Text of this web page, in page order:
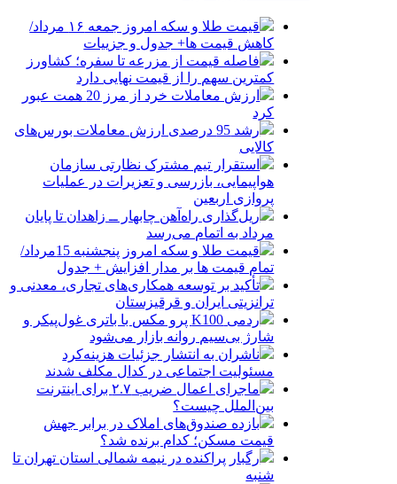
قیمت طلا و سکه امروز جمعه ۱۶ مرداد/
کاهش قیمت ها+ جدول و جزییات
فاصله قیمت از مزرعه تا سفره؛ کشاورز
کمترین سهم را از قیمت نهایی دارد
ارزش معاملات خرد از مرز 20 همت عبور
کرد
رشد 95 درصدی ارزش معاملات بورس‌های
کالایی
استقرار تیم مشترک نظارتی سازمان
هواپیمایی، بازرسی و تعزیرات در عملیات
پروازی اربعین
ریل‌گذاری راه‌آهن چابهار ــ زاهدان تا پایان
مرداد به اتمام می‌رسد
قیمت طلا و سکه امروز پنجشنبه 15مرداد/
تمام قیمت ها بر مدار افزایش + جدول
تأکید بر توسعه همکاری‌های تجاری، معدنی و
ترانزیتی ایران و قرقیزستان
ردمی K100 پرو مکس با باتری غول‌پیکر و
شارژ بی‌سیم روانه بازار می‌شود
ناشران به انتشار جزئیات هزینه‌کرد
مسئولیت اجتماعی در کدال مکلف شدند
ماجرای اعمال ضریب ۲.۷ برای اینترنت
بین‌الملل چیست؟
بازده صندوق‌های املاک در برابر جهش
قیمت مسکن؛ کدام برنده شد؟
رگبار پراکنده در نیمه شمالی استان تهران تا
شنبه